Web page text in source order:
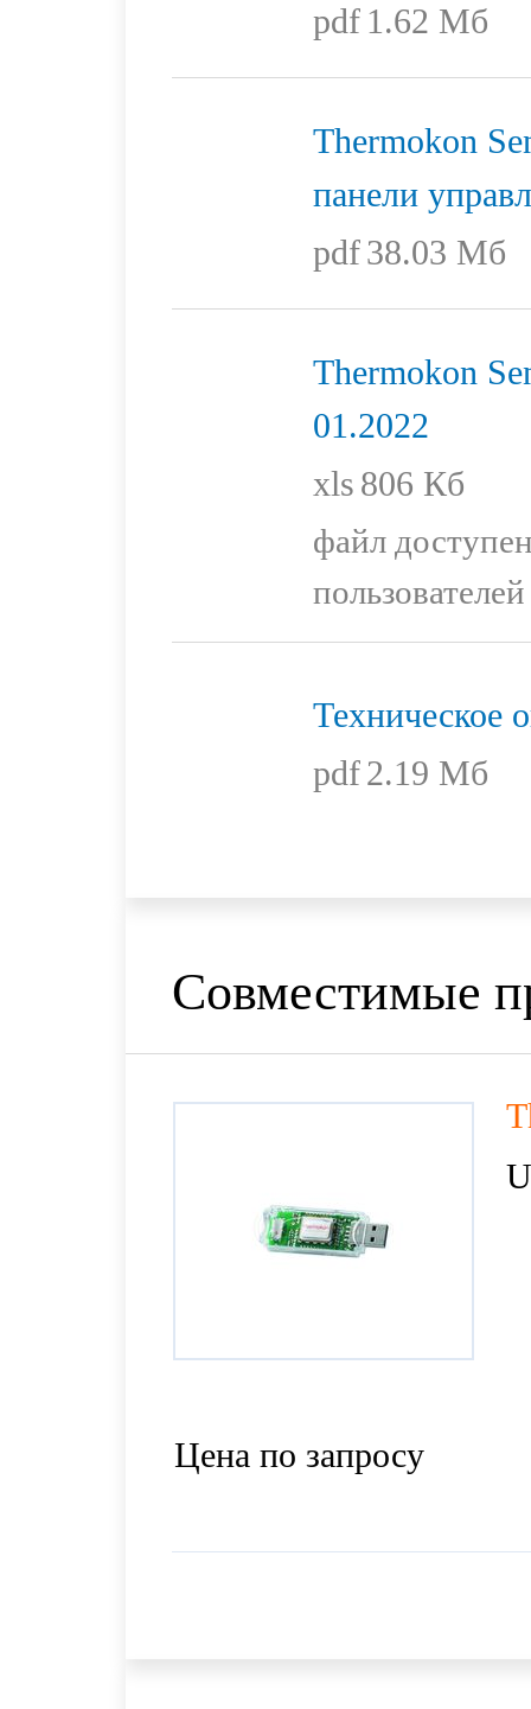
pdf 1.62 Мб
Thermokon
панели
pdf38.03 Мб
Thermokon
01.2022
xls 806 Кб
файл
пользователей
Техническое
pdf2.19 Мб
Совместимые
Цена по запросу